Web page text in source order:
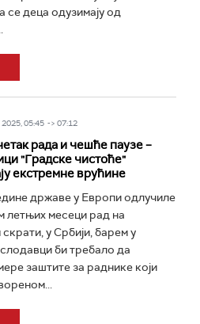
се деца одузимају од
05:45 -> 07:12
рада и чешће паузе –
"Градске чистоће"
екстремне врућине
државе у Европи одлучиле
летњих месеци рад на
у Србији, барем у
би требало да
заштите за раднике који